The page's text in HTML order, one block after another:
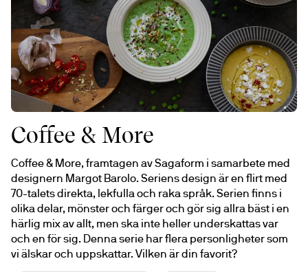
Coffee & More
Coffee & More, framtagen av Sagaform i samarbete med
designern Margot Barolo. Seriens design är en flirt med
70-talets direkta, lekfulla och raka språk. Serien finns i
olika delar, mönster och färger och gör sig allra bäst i en
härlig mix av allt, men ska inte heller underskattas var
och en för sig. Denna serie har flera personligheter som
vi älskar och uppskattar. Vilken är din favorit?